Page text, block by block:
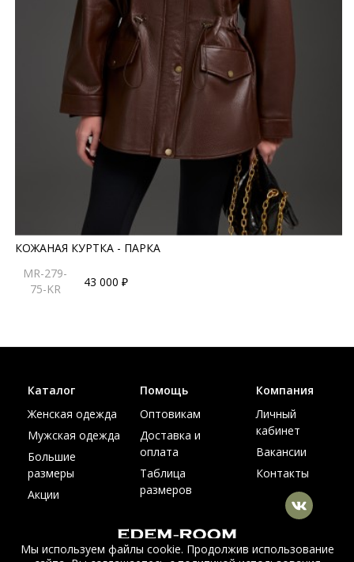
КОЖАНАЯ КУРТКА - ПАРКА
MR-279-
75-KR
43 000 ₽
Каталог
Женская одежда
Мужская одежда
Большие
размеры
Акции
Помощь
Оптовикам
Доставка и
оплата
Таблица
размеров
Компания
Личный
кабинет
Вакансии
Контакты
Мы используем файлы cookie. Продолжив использование